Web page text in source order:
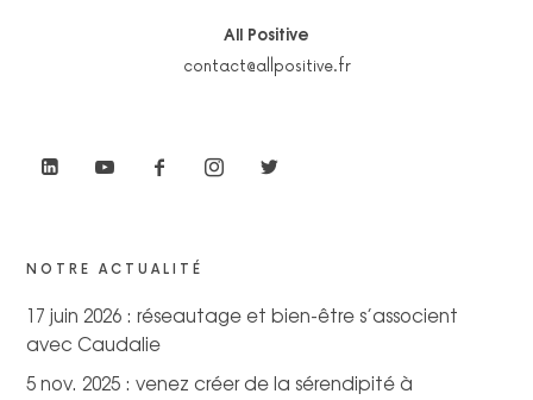
All Positive
contact@allpositive.fr
NOTRE ACTUALITÉ
17 juin 2026 : réseautage et bien-être s’associent
avec Caudalie
5 nov. 2025 : venez créer de la sérendipité à